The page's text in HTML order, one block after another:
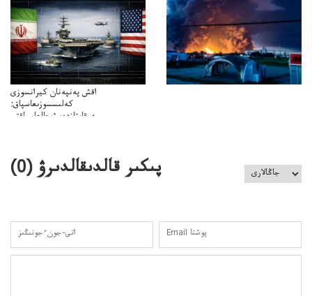
اقش پەنپەنان كيرانسوزى
كەلىسسوزىعاسپاق:
دوقايتازدەسۋىجالعاسپاقتى
پىكىر قالدىقالدىرۋ (0
)